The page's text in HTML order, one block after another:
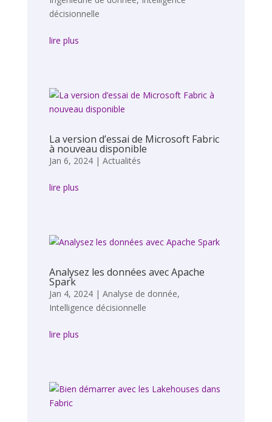
décisionnelle
lire plus
La version d’essai de Microsoft Fabric
à nouveau disponible
Jan 6, 2024| Actualités
lire plus
Analysez les données avec Apache
Spark
Jan 4, 2024| Analyse de donnée,
Intelligence décisionnelle
lire plus